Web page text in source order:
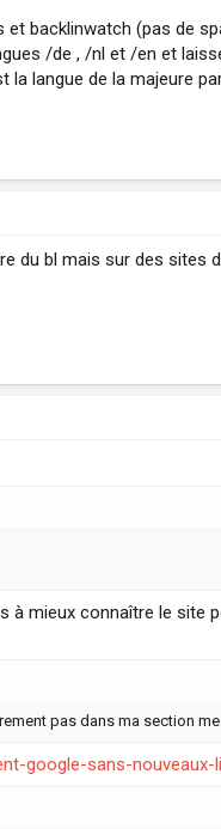
backlinwatch (pas de
/de , /nl et /en et
langue de la majeure
du bl mais sur des sites
mieux connaître le site
pas dans ma section
google-sans-nouveaux-